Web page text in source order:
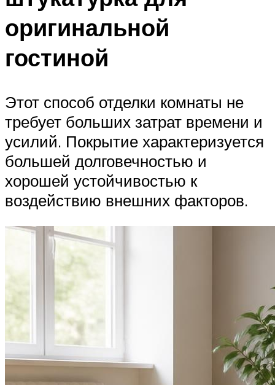
оригинальной
гостиной
Этот способ отделки комнаты не
требует больших затрат времени и
усилий. Покрытие характеризуется
большей долговечностью и
хорошей устойчивостью к
воздействию внешних факторов.